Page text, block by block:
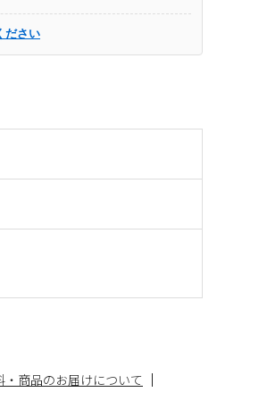
ださい
・商品のお届けについて